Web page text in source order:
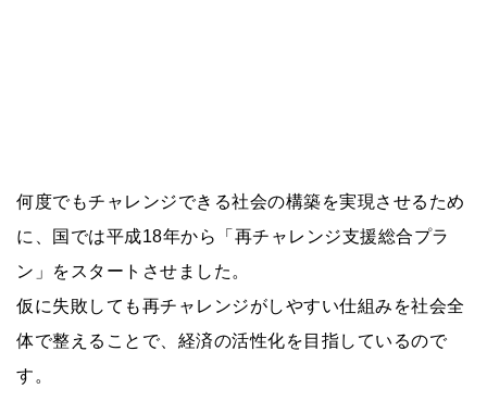
何度でもチャレンジできる社会の構築を実現させるため
に、国では平成18年から「再チャレンジ支援総合プラ
ン」をスタートさせました。
仮に失敗しても再チャレンジがしやすい仕組みを社会全
体で整えることで、経済の活性化を目指しているので
す。